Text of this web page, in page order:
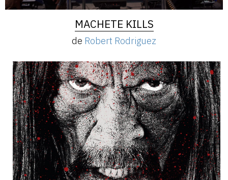
MACHETE KILLS
de Robert Rodriguez